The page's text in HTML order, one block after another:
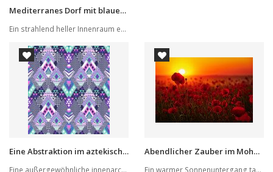
Mediterranes Dorf mit blauen Akzenten
Ein strahlend heller Innenraum erhält durch die...
Eine Abstraktion im aztekischen Stil
Eine außergewöhnliche innenarchitektonische Dek...
Abendlicher Zauber im Mohnfeld
Ein warmer Sonnenuntergang taucht das Mohnblume...